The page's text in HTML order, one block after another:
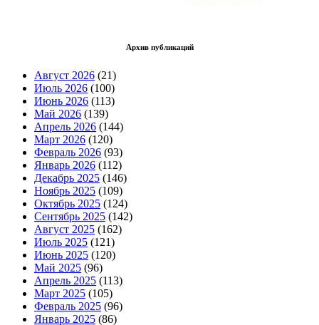
Архив публикаций
Август 2026 (21)
Июль 2026 (100)
Июнь 2026 (113)
Май 2026 (139)
Апрель 2026 (144)
Март 2026 (120)
Февраль 2026 (93)
Январь 2026 (112)
Декабрь 2025 (146)
Ноябрь 2025 (109)
Октябрь 2025 (124)
Сентябрь 2025 (142)
Август 2025 (162)
Июль 2025 (121)
Июнь 2025 (120)
Май 2025 (96)
Апрель 2025 (113)
Март 2025 (105)
Февраль 2025 (96)
Январь 2025 (86)